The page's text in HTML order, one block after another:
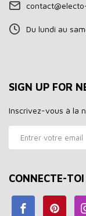
Du lundi au
SIGN UP FOR
Inscrivez-vous à la
CONNECTE-